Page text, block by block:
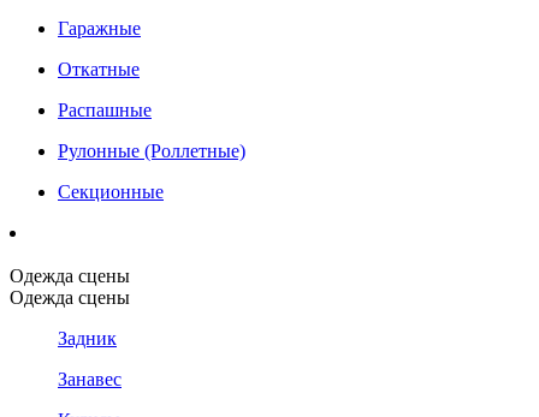
Гаражные
Откатные
Распашные
Рулонные (Роллетные)
Секционные
Одежда сцены
Одежда сцены
Задник
Занавес